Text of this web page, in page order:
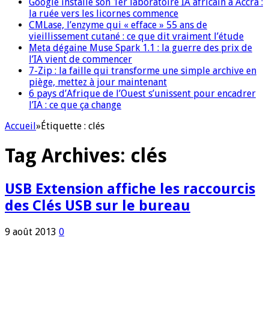
la ruée vers les licornes commence
CMLase, l’enzyme qui « efface » 55 ans de
vieillissement cutané : ce que dit vraiment l’étude
Meta dégaine Muse Spark 1.1 : la guerre des prix de
l’IA vient de commencer
7-Zip : la faille qui transforme une simple archive en
piège, mettez à jour maintenant
6 pays d’Afrique de l’Ouest s’unissent pour encadrer
l’IA : ce que ça change
Accueil»Étiquette : clés
Tag Archives: clés
USB Extension affiche les raccourcis
des Clés USB sur le bureau
9 août 2013 0